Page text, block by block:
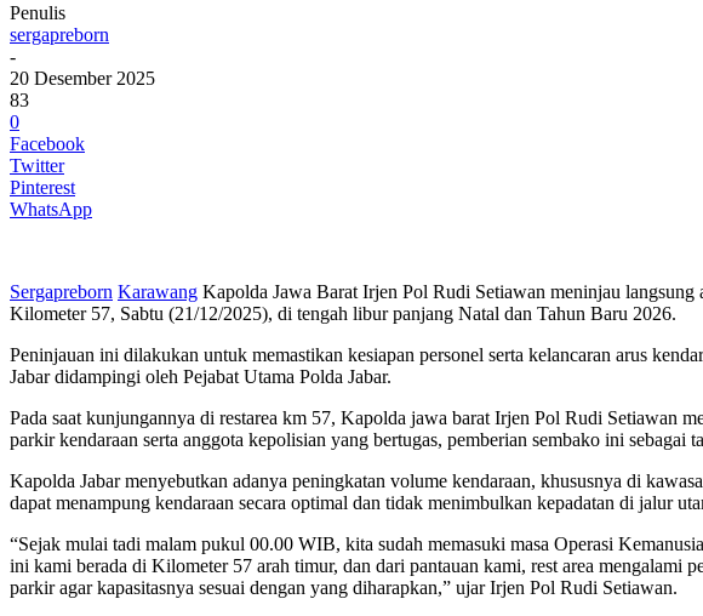
Penulis
sergapreborn
-
20 Desember 2025
83
0
Facebook
Twitter
Pinterest
WhatsApp
Sergapreborn Karawang Kapolda Jawa Barat Irjen Pol Rudi Setiawan meninjau langsung
Kilometer 57, Sabtu (21/12/2025), di tengah libur panjang Natal dan Tahun Baru 2026.
Peninjauan ini dilakukan untuk memastikan kesiapan personel serta kelancaran arus
Jabar didampingi oleh Pejabat Utama Polda Jabar.
Pada saat kunjungannya di restarea km 57, Kapolda jawa barat Irjen Pol Rudi Setiawan
parkir kendaraan serta anggota kepolisian yang bertugas, pemberian sembako ini
Kapolda Jabar menyebutkan adanya peningkatan volume kendaraan, khususnya di
dapat menampung kendaraan secara optimal dan tidak menimbulkan kepadatan di jalur
“Sejak mulai tadi malam pukul 00.00 WIB, kita sudah memasuki masa Operasi
ini kami berada di Kilometer 57 arah timur, dan dari pantauan kami, rest area mengalami
parkir agar kapasitasnya sesuai dengan yang diharapkan,” ujar Irjen Pol Rudi Setiawan.